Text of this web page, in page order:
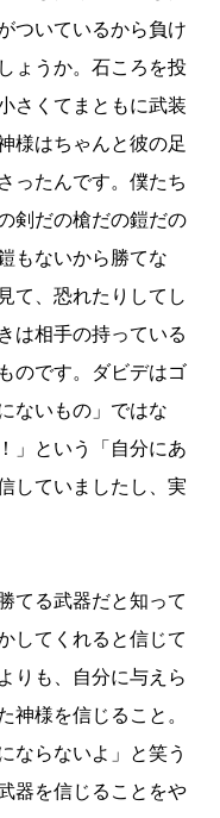
ついているから負け
ょうか。石ころを投
さくてまともに武装
様はちゃんと彼の足
ったんです。僕たち
剣だの槍だの鎧だの
もないから勝てな
て、恐れたりしてし
は相手の持っている
のです。ダビデはゴ
ないもの」ではな
」という「自分にあ
していましたし、実
てる武器だと知って
してくれると信じて
りも、自分に与えら
神様を信じること。
ならないよ」と笑う
器を信じることをや